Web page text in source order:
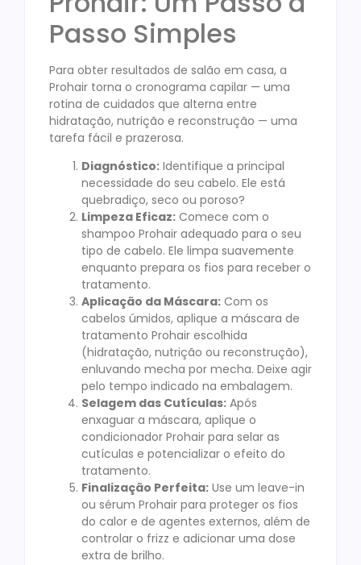
Passo Simples
Para obter resultados de salão em casa, a
Prohair torna o cronograma capilar — uma
rotina de cuidados que alterna entre
hidratação, nutrição e reconstrução — uma
tarefa fácil e prazerosa.
Diagnóstico: Identifique a principal
necessidade do seu cabelo. Ele está
quebradiço, seco ou poroso?
Limpeza Eficaz: Comece com o
shampoo Prohair adequado para o seu
tipo de cabelo. Ele limpa suavemente
enquanto prepara os fios para receber o
tratamento.
Aplicação da Máscara: Com os
cabelos úmidos, aplique a máscara de
tratamento Prohair escolhida
(hidratação, nutrição ou reconstrução),
enluvando mecha por mecha. Deixe agir
pelo tempo indicado na embalagem.
Selagem das Cutículas: Após
enxaguar a máscara, aplique o
condicionador Prohair para selar as
cutículas e potencializar o efeito do
tratamento.
Finalização Perfeita: Use um leave-in
ou sérum Prohair para proteger os fios
do calor e de agentes externos, além de
controlar o frizz e adicionar uma dose
extra de brilho.